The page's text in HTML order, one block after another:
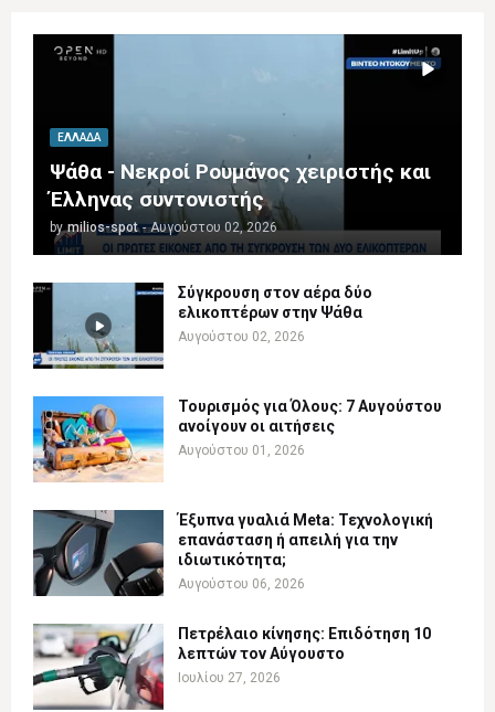
ΕΛΛΆΔΑ
Ψάθα - Νεκροί Ρουμάνος χειριστής και
Έλληνας συντονιστής
by milios-spot - Αυγούστου 02, 2026
Σύγκρουση στον αέρα δύο
ελικοπτέρων στην Ψάθα
Αυγούστου 02, 2026
Τουρισμός για Όλους: 7 Αυγούστου
ανοίγουν οι αιτήσεις
Αυγούστου 01, 2026
Έξυπνα γυαλιά Meta: Τεχνολογική
επανάσταση ή απειλή για την
ιδιωτικότητα;
Αυγούστου 06, 2026
Πετρέλαιο κίνησης: Επιδότηση 10
λεπτών τον Αύγουστο
Ιουλίου 27, 2026